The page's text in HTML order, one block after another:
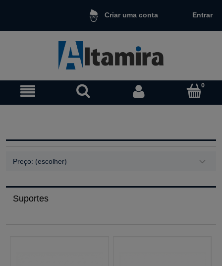
Criar uma conta Entrar
Preço: (escolher)
Suportes